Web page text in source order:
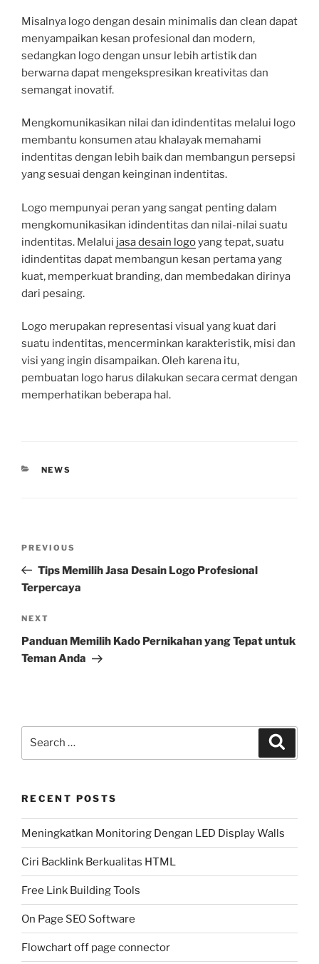
Misalnya logo dengan desain minimalis dan clean dapat
menyampaikan kesan profesional dan modern,
sedangkan logo dengan unsur lebih artistik dan
berwarna dapat mengekspresikan kreativitas dan
semangat inovatif.
Mengkomunikasikan nilai dan idindentitas melalui logo
membantu konsumen atau khalayak memahami
indentitas dengan lebih baik dan membangun persepsi
yang sesuai dengan keinginan indentitas.
Logo mempunyai peran yang sangat penting dalam
mengkomunikasikan idindentitas dan nilai-nilai suatu
indentitas. Melalui jasa desain logoyang tepat, suatu
idindentitas dapat membangun kesan pertama yang
kuat, memperkuat branding, dan membedakan dirinya
dari pesaing.
Logo merupakan representasi visual yang kuat dari
suatu indentitas, mencerminkan karakteristik, misi dan
visi yang ingin disampaikan. Oleh karena itu,
pembuatan logo harus dilakukan secara cermat dengan
memperhatikan beberapa hal.
CATEGORIES
NEWS
Previous
Post
PREVIOUS
Tips Memilih Jasa Desain Logo Profesional
Terpercaya
Next
Post
NEXT
Panduan Memilih Kado Pernikahan yang Tepat untuk
Teman Anda
RECENT POSTS
Meningkatkan Monitoring Dengan LED Display Walls
Ciri Backlink Berkualitas HTML
Free Link Building Tools
On Page SEO Software
Flowchart off page connector